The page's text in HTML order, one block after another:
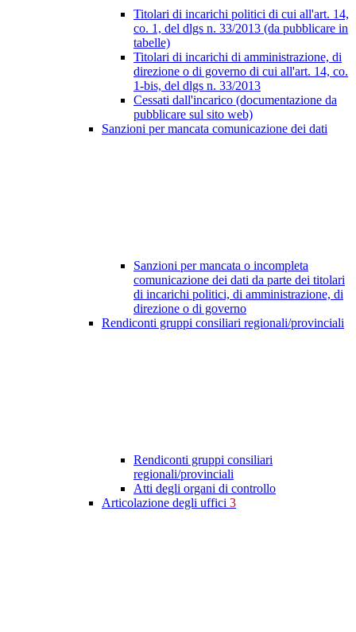
Titolari di incarichi politici di cui all'art. 14,
co. 1, del dlgs n. 33/2013 (da pubblicare in
tabelle)
Titolari di incarichi di amministrazione, di
direzione o di governo di cui all'art. 14, co.
1-bis, del dlgs n. 33/2013
Cessati dall'incarico (documentazione da
pubblicare sul sito web)
Sanzioni per mancata comunicazione dei dati
Sanzioni per mancata o incompleta
comunicazione dei dati da parte dei titolari
di incarichi politici, di amministrazione, di
direzione o di governo
Rendiconti gruppi consiliari regionali/provinciali
Rendiconti gruppi consiliari
regionali/provinciali
Atti degli organi di controllo
Articolazione degli uffici 3